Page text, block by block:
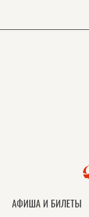
АФИША И БИЛЕТЫ